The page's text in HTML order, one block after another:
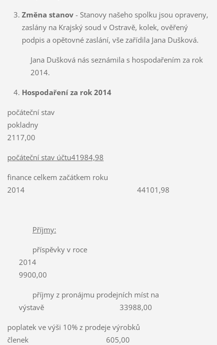
Změna stanov- Stanovy našeho spolku jsou opraveny,
zaslány na Krajský soud v Ostravě, kolek, ověřený
podpis a opětovné zaslání, vše zařídila Jana Dušková.
Jana Dušková nás seznámila s hospodařením za rok
2014.
Hospodaření za rok 2014
počáteční stav
pokladny
2117,00
počáteční stav účtu41984,98
finance celkem začátkem roku
2014 44101,98
Příjmy:
příspěvky v roce
2014
9900,00
příjmy z pronájmu prodejních míst na
výstavě 33988,00
poplatek ve výši 10% z prodeje výrobků
členek 605,00